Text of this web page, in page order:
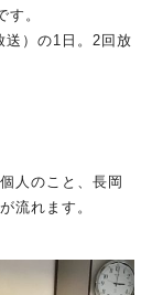
。
送）の1日。2回放
人のこと、長岡
流れます。